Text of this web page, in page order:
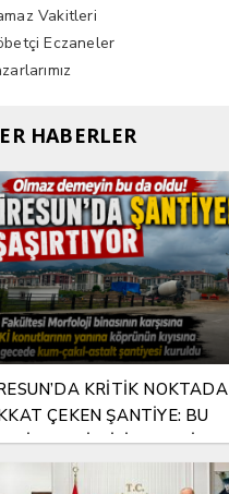
Vakitleri
Eczaneler
HABERLER
KRİTİK NOKTADA
ÇEKEN ŞANTİYE: BU
KİM İZİN VERDİ?